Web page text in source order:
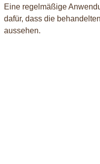
Eine regelmäßige
dafür, dass die
aussehen.